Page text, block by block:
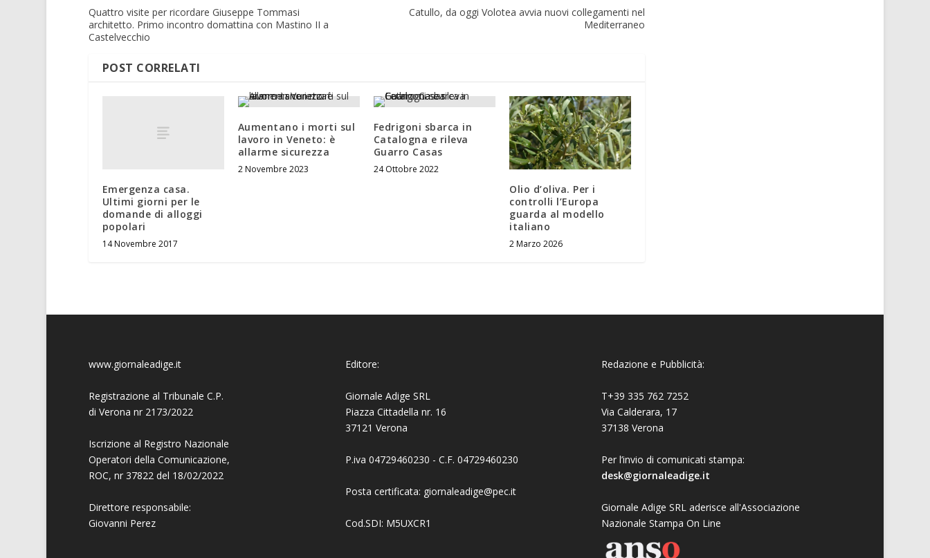
Quattro visite per ricordare Giuseppe Tommasi
architetto. Primo incontro domattina con Mastino II a
Castelvecchio
Catullo, da oggi Volotea avvia nuovi collegamenti nel
Mediterraneo
POST CORRELATI
Emergenza casa.
Ultimi giorni per le
domande di alloggi
popolari
14 Novembre 2017
Aumentano i morti sul
lavoro in Veneto: è
allarme sicurezza
2 Novembre 2023
Fedrigoni sbarca in
Catalogna e rileva
Guarro Casas
24 Ottobre 2022
Olio d’oliva. Per i
controlli l’Europa
guarda al modello
italiano
2 Marzo 2026
www.giornaleadige.it
Registrazione al Tribunale C.P.
di Verona nr 2173/2022
Iscrizione al Registro Nazionale
Operatori della Comunicazione,
ROC, nr 37822 del 18/02/2022
Direttore responsabile:
Giovanni Perez
Editore:
Giornale Adige SRL
Piazza Cittadella nr. 16
37121 Verona
P.iva 04729460230 - C.F. 04729460230
Posta certificata: giornaleadige@pec.it
Cod.SDI: M5UXCR1
Redazione e Pubblicità:
T+39 335 762 7252
Via Calderara, 17
37138 Verona
Per l’invio di comunicati stampa:
desk@giornaleadige.it
Giornale Adige SRL aderisce all'Associazione
Nazionale Stampa On Line